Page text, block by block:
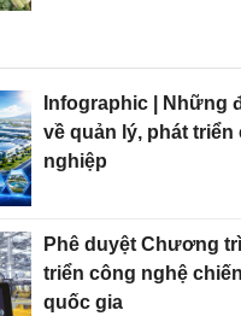
Infographic | Những
về quản lý, phát triển
nghiệp
Phê duyệt Chương
triển công nghệ
quốc gia